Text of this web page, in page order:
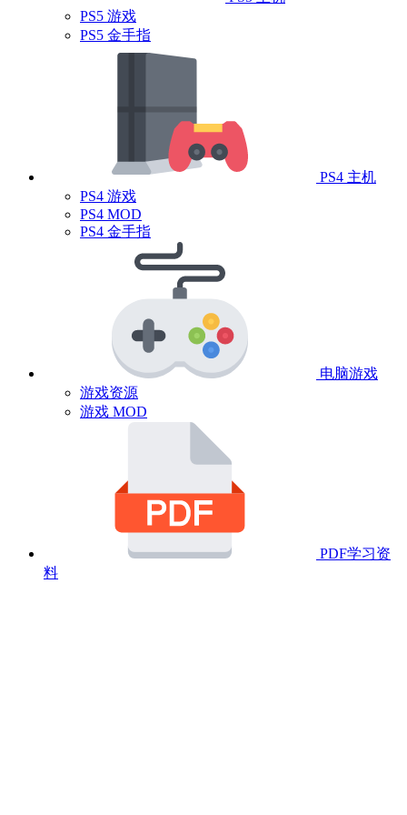
PS5 游戏
PS5 金手指
PS4 主机
PS4 游戏
PS4 MOD
PS4 金手指
电脑游戏
游戏资源
游戏 MOD
PDF学习资
料